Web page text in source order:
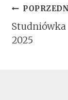
Wpisu
Studniówka
2025